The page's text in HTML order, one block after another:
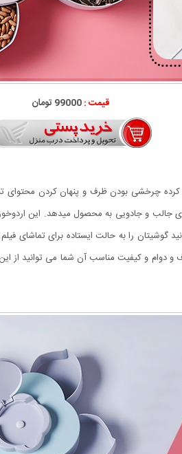
قیمت :99000 تومان
چرخشی بودن ظرف و پنهان کردن محتوای
جالب و جادویی به محصول میدهد. این
گوشیتان را به حالت ایستاده برای
و دوام و کیفیت مناسب آن شما می توانید